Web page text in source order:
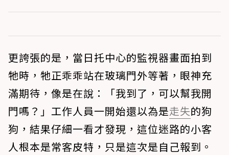
更誇張的是，當日托中心的監視器畫面拍到
牠時，牠正乖乖站在玻璃門外等著，眼神充
滿期待，像是在說：「我到了，可以幫我開
門嗎？」工作人員一開始還以為是走失的狗
狗，結果仔細一看才發現，這位迷路的小客
人根本是常客皮特，只是這次是自己報到。